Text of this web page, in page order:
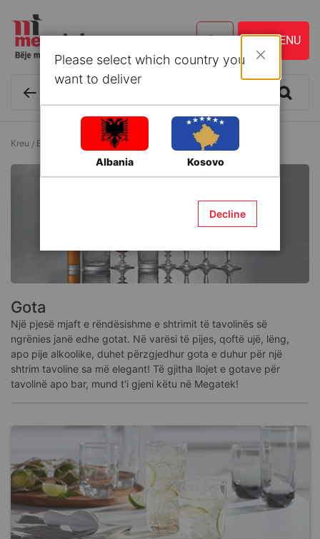
Kreu Enë kuzhine dhe Aksesorë
Gota
Një pjesë mjaft e rëndësishme e shtrimit të tavolinës së
ngrënies janë edhe gotat. Në varësi të pijes, qoftë ujë, lëng,
apo pije alkoolike, duhet përzgjedhur gota e duhur për një
shtrim tavoline sa më elegant! Të gjitha llojet e gotave për
tavolinë apo bar, mund t'i gjeni këtu në Megatek!
Please select which country you
want to deliver
Albania Kosovo
Decline